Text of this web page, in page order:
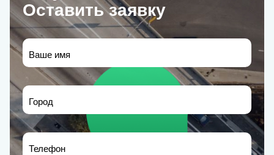
Оставить заявку
Ваше имя
Город
Телефон